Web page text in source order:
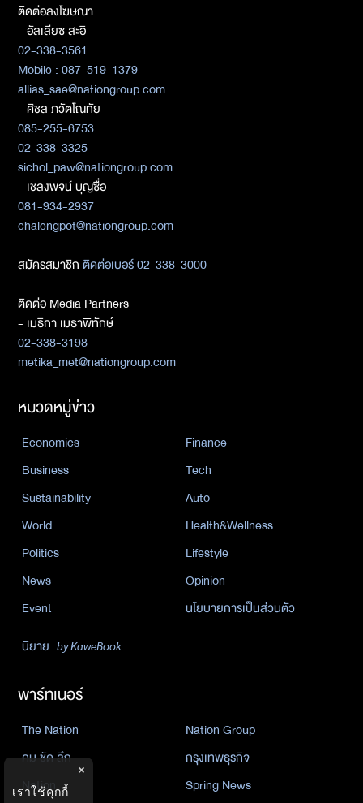
ติดต่อลงโฆษณา
- อัลเลียซ สะอิ
02-338-3561
Mobile : 087-519-1379
allias_sae@nationgroup.com
- ศิชล ภวัตโณทัย
085-255-6753
02-338-3325
sichol_paw@nationgroup.com
- เชลงพจน์ บุญซื่อ
081-934-2937
chalengpot@nationgroup.com
สมัครสมาชิกติดต่อเบอร์ 02-338-3000
ติดต่อ Media Partners
- เมธิกา เมธาพิทักษ์
02-338-3198
metika_met@nationgroup.com
หมวดหมู่ข่าว
Economics
Finance
Business
Tech
Sustainability
Auto
World
Health&Wellness
Politics
Lifestyle
News
Opinion
Event
นโยบายการเป็นส่วนตัว
นิยาย by KaweBook
พาร์ทเนอร์
The Nation
Nation Group
คม ชัด ลึก
กรุงเทพธุรกิจ
Nation
Spring News
×
เราใช้คุกกี้